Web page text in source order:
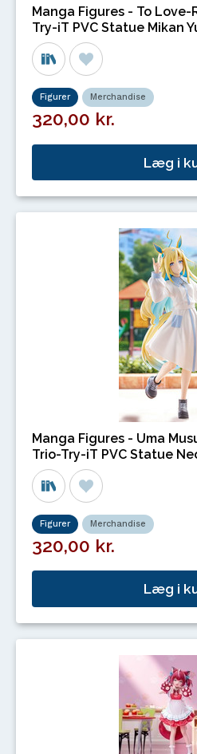
Manga Figures - To Love-
Try-iT PVC Statue Mikan
Figurer Merchandise
320,00 kr.
Læg i
Manga Figures - Uma
Trio-Try-iT PVC Statue
Figurer Merchandise
320,00 kr.
Læg i